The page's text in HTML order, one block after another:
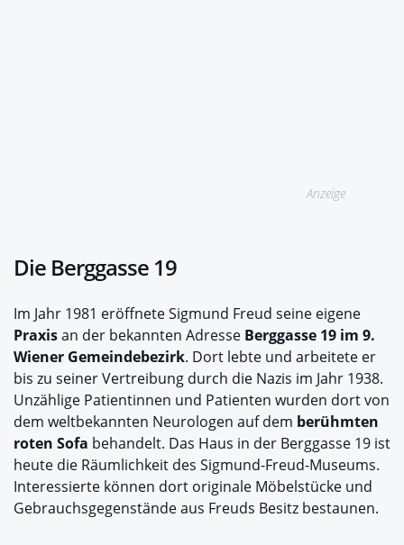
Anzeige
Die Berggasse 19
Im Jahr 1981 eröffnete Sigmund Freud seine eigene
Praxisan der bekannten Adresse Berggasse 19 im 9.
Wiener Gemeindebezirk. Dort lebte und arbeitete er
bis zu seiner Vertreibung durch die Nazis im Jahr 1938.
Unzählige Patientinnen und Patienten wurden dort von
dem weltbekannten Neurologen auf dem berühmten
roten Sofa behandelt. Das Haus in der Berggasse 19 ist
heute die Räumlichkeit des Sigmund-Freud-Museums.
Interessierte können dort originale Möbelstücke und
Gebrauchsgegenstände aus Freuds Besitz bestaunen.